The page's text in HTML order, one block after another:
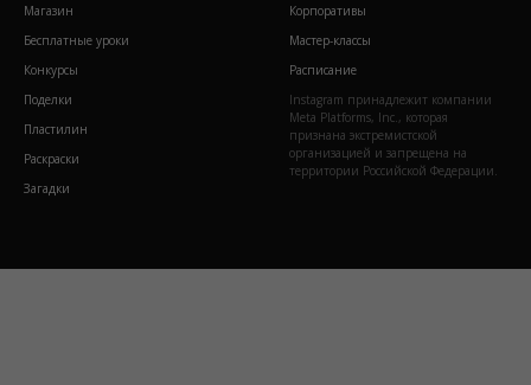
Магазин
Бесплатные уроки
Конкурсы
Поделки
Пластилин
Раскраски
Загадки
Корпоративы
Мастер-классы
Расписание
Instagram принадлежит компании
Meta Platforms, Inc., которая
признана экстремистской
организацией и запрещена на
территории Российской Федерации.